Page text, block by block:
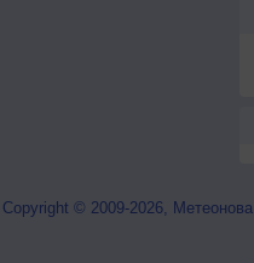
Copyright © 2009-2026, Метеонова